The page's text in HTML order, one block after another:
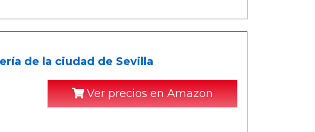
de la ciudad de Sevilla
Ver precios en Amazon